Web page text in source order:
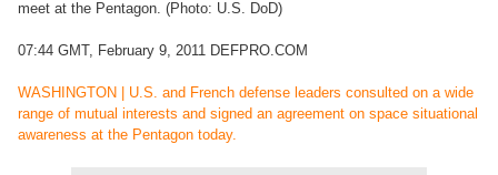
meet at the Pentagon. (Photo: U.S. DoD)
07:44 GMT, February 9, 2011 DEFPRO.COM
WASHINGTON | U.S. and French defense leaders consulted on a wide
range of mutual interests and signed an agreement on space situational
awareness at the Pentagon today.